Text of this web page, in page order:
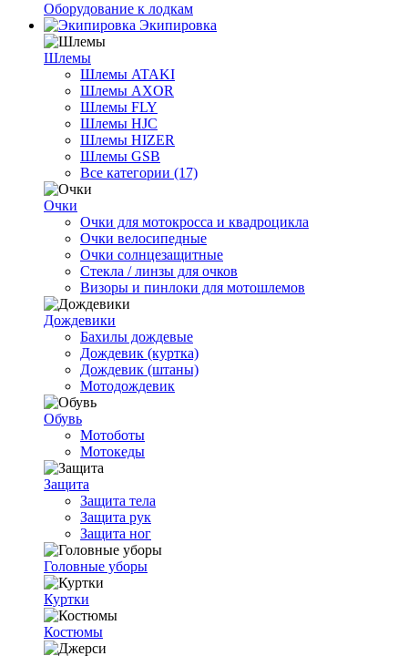
Оборудование к лодкам
Экипировка
Шлемы
Шлемы ATAKI
Шлемы AXOR
Шлемы FLY
Шлемы HJC
Шлемы HIZER
Шлемы GSB
Все категории (17)
Очки
Очки для мотокросса и квадроцикла
Очки велосипедные
Очки солнцезащитные
Стекла / линзы для очков
Визоры и пинлоки для мотошлемов
Дождевики
Бахилы дождевые
Дождевик (куртка)
Дождевик (штаны)
Мотодождевик
Обувь
Мотоботы
Мотокеды
Защита
Защита тела
Защита рук
Защита ног
Головные уборы
Куртки
Костюмы